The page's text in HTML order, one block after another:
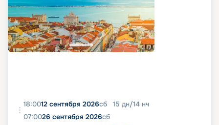
18:0012 сентября 2026сб 15 дн/14 нч
07:0026 сентября 2026сб